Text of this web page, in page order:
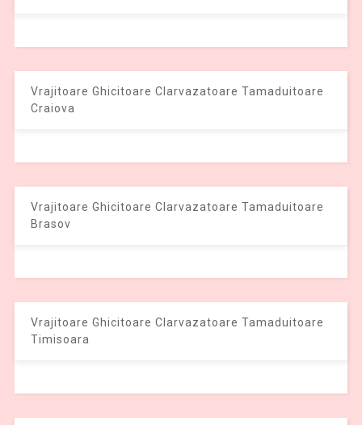
Vrajitoare Ghicitoare Clarvazatoare Tamaduitoare
Craiova
Vrajitoare Ghicitoare Clarvazatoare Tamaduitoare
Brasov
Vrajitoare Ghicitoare Clarvazatoare Tamaduitoare
Timisoara